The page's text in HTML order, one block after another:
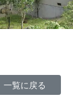
一覧に戻る